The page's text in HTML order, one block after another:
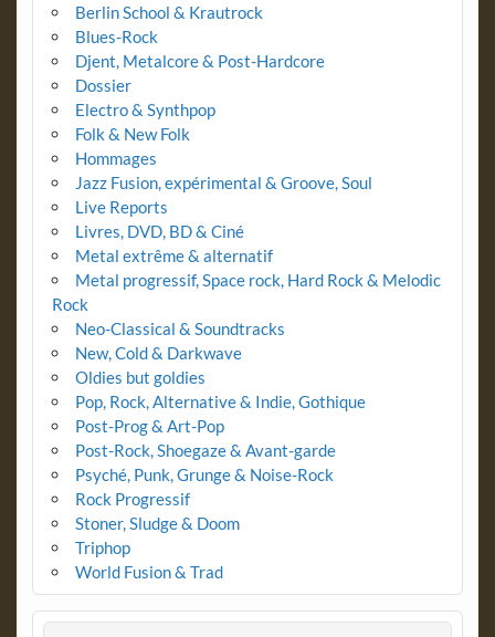
Berlin School & Krautrock
Blues-Rock
Djent, Metalcore & Post-Hardcore
Dossier
Electro & Synthpop
Folk & New Folk
Hommages
Jazz Fusion, expérimental & Groove, Soul
Live Reports
Livres, DVD, BD & Ciné
Metal extrême & alternatif
Metal progressif, Space rock, Hard Rock & Melodic
Rock
Neo-Classical & Soundtracks
New, Cold & Darkwave
Oldies but goldies
Pop, Rock, Alternative & Indie, Gothique
Post-Prog & Art-Pop
Post-Rock, Shoegaze & Avant-garde
Psyché, Punk, Grunge & Noise-Rock
Rock Progressif
Stoner, Sludge & Doom
Triphop
World Fusion & Trad